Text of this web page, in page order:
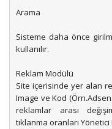
Arama
Sisteme daha önce
kullanılır.
Reklam Modülü
Site içerisinde yer alan
Image ve Kod
reklamlar arası
tıklanma oranları